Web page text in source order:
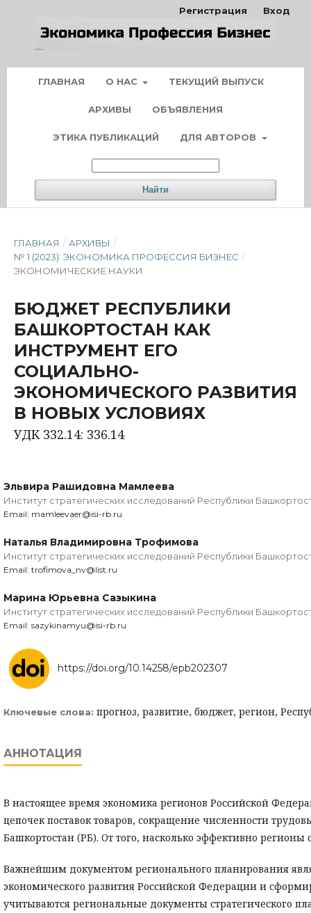
ГЛАВНАЯ О НАС ТЕКУЩИЙ ВЫПУСК
АРХИВЫ ОБЪЯВЛЕНИЯ
ЭТИКА ПУБЛИКАЦИЙ ДЛЯ АВТОРОВ
Найти
Регистрация Вход
ГЛАВНАЯ / АРХИВЫ /
№ 1 (2023): ЭКОНОМИКА ПРОФЕССИЯ БИЗНЕС /
ЭКОНОМИЧЕСКИЕ НАУКИ
БЮДЖЕТ РЕСПУБЛИКИ
БАШКОРТОСТАН КАК
ИНСТРУМЕНТ ЕГО
СОЦИАЛЬНО-
ЭКОНОМИЧЕСКОГО РАЗВИТИЯ
В НОВЫХ УСЛОВИЯХ
УДК 332.14: 336.14
Эльвира Рашидовна Мамлеева
Институт стратегических исследований Республики
Email: mamleevaer@isi-rb.ru
Наталья Владимировна Трофимова
Институт стратегических исследований Республики
Email: trofimova_nv@list.ru
Марина Юрьевна Сазыкина
Институт стратегических исследований Республики
Email: sazykinamyu@isi-rb.ru
https://doi.org/10.14258/epb202307
Ключевые слова: прогноз, развитие, бюджет, регион,
АННОТАЦИЯ
В настоящее время экономика регионов Российской
цепочек поставок товаров, сокращение численности
Башкортостан (РБ). От того, насколько эффективно
Важнейшим документом регионального планирования
экономического развития Российской Федерации и
учитываются региональные документы стратегического